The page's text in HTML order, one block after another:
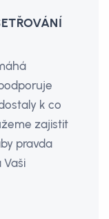
k co
zajistit
pravda